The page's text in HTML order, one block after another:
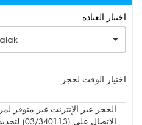
اختيار العيادة
اختيار الوقت لحجز
الحجز عبر الإنترنت غير متوفر
الاتصال على (03/340113) لتحديد موعد!